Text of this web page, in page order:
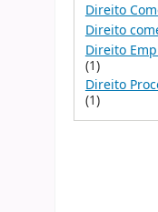
Direito
Direito
Direito
(1)
Direito
(1)